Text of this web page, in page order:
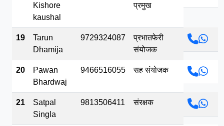
Kishore
kaushal
प्रमुख
19
Tarun
Dhamija
9729324087
प्रभातफेरी
संयोजक
20
Pawan
Bhardwaj
9466516055 सह संयोजक
21
Satpal
Singla
9813506411 संरक्षक